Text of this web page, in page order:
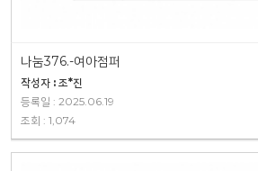
나눔376.-여아점퍼
작성자 : 조*진
등록일 : 2025.06.19
조회 : 1,074